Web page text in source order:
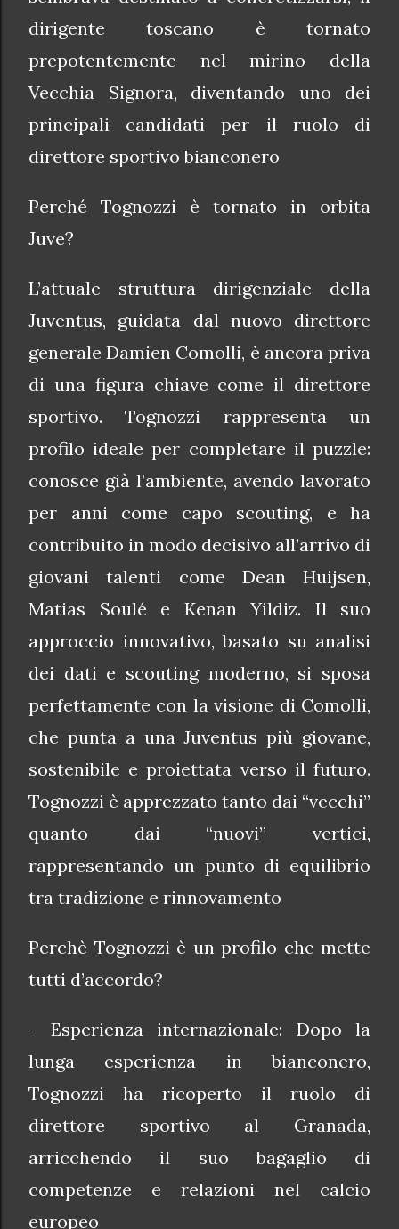
dirigente toscano è tornato
prepotentemente nel mirino della
Vecchia Signora, diventando uno dei
principali candidati per il ruolo di
direttore sportivo bianconero
Perché Tognozzi è tornato in orbita
Juve?
L’attuale struttura dirigenziale della
Juventus, guidata dal nuovo direttore
generale Damien Comolli, è ancora priva
di una figura chiave come il direttore
sportivo. Tognozzi rappresenta un
profilo ideale per completare il puzzle:
conosce già l’ambiente, avendo lavorato
per anni come capo scouting, e ha
contribuito in modo decisivo all’arrivo di
giovani talenti come Dean Huijsen,
Matias Soulé e Kenan Yildiz. Il suo
approccio innovativo, basato su analisi
dei dati e scouting moderno, si sposa
perfettamente con la visione di Comolli,
che punta a una Juventus più giovane,
sostenibile e proiettata verso il futuro.
Tognozzi è apprezzato tanto dai “vecchi”
quanto dai “nuovi” vertici,
rappresentando un punto di equilibrio
tra tradizione e rinnovamento
Perchè Tognozzi è un profilo che mette
tutti d’accordo?
- Esperienza internazionale: Dopo la
lunga esperienza in bianconero,
Tognozzi ha ricoperto il ruolo di
direttore sportivo al Granada,
arricchendo il suo bagaglio di
competenze e relazioni nel calcio
europeo